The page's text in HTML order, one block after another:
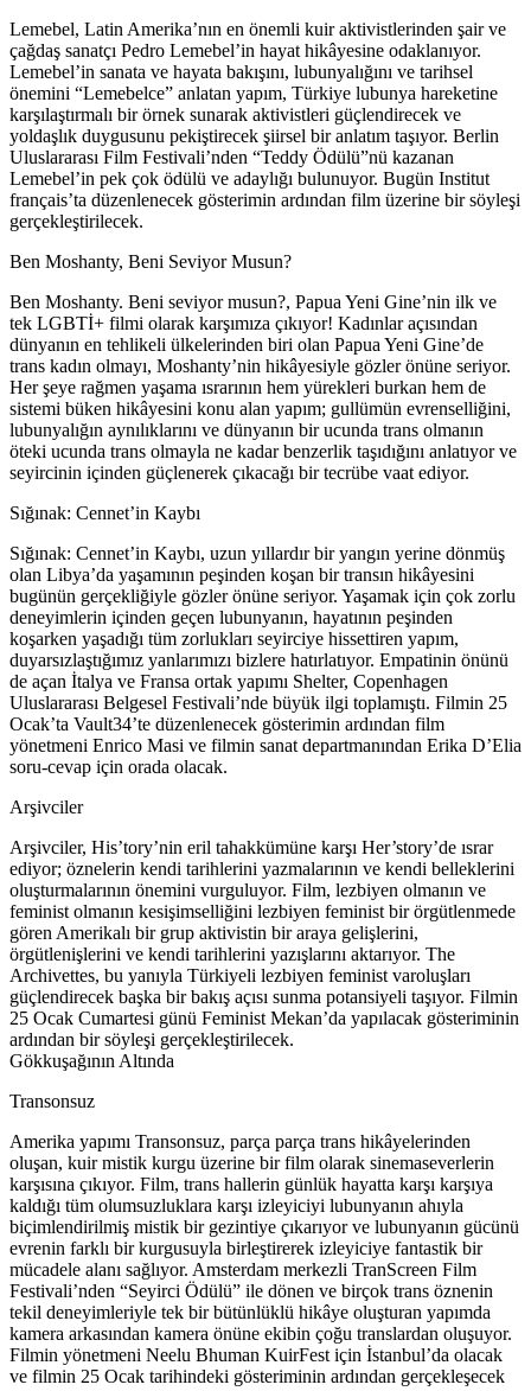
Lemebel, Latin Amerika’nın en önemli kuir aktivistlerinden şair ve
çağdaş sanatçı Pedro Lemebel’in hayat hikâyesine odaklanıyor.
Lemebel’in sanata ve hayata bakışını, lubunyalığını ve tarihsel
önemini “Lemebelce” anlatan yapım, Türkiye lubunya hareketine
karşılaştırmalı bir örnek sunarak aktivistleri güçlendirecek ve
yoldaşlık duygusunu pekiştirecek şiirsel bir anlatım taşıyor. Berlin
Uluslararası Film Festivali’nden “Teddy Ödülü”nü kazanan
Lemebel’in pek çok ödülü ve adaylığı bulunuyor. Bugün Institut
français’ta düzenlenecek gösterimin ardından film üzerine bir söyleşi
gerçekleştirilecek.
Ben Moshanty, Beni Seviyor Musun?
Ben Moshanty. Beni seviyor musun?, Papua Yeni Gine’nin ilk ve
tek LGBTİ+ filmi olarak karşımıza çıkıyor! Kadınlar açısından
dünyanın en tehlikeli ülkelerinden biri olan Papua Yeni Gine’de
trans kadın olmayı, Moshanty’nin hikâyesiyle gözler önüne seriyor.
Her şeye rağmen yaşama ısrarının hem yürekleri burkan hem de
sistemi büken hikâyesini konu alan yapım; gullümün evrenselliğini,
lubunyalığın aynılıklarını ve dünyanın bir ucunda trans olmanın
öteki ucunda trans olmayla ne kadar benzerlik taşıdığını anlatıyor ve
seyircinin içinden güçlenerek çıkacağı bir tecrübe vaat ediyor.
Sığınak: Cennet’in Kaybı
Sığınak: Cennet’in Kaybı, uzun yıllardır bir yangın yerine dönmüş
olan Libya’da yaşamının peşinden koşan bir transın hikâyesini
bugünün gerçekliğiyle gözler önüne seriyor. Yaşamak için çok zorlu
deneyimlerin içinden geçen lubunyanın, hayatının peşinden
koşarken yaşadığı tüm zorlukları seyirciye hissettiren yapım,
duyarsızlaştığımız yanlarımızı bizlere hatırlatıyor. Empatinin önünü
de açan İtalya ve Fransa ortak yapımı Shelter, Copenhagen
Uluslararası Belgesel Festivali’nde büyük ilgi toplamıştı. Filmin 25
Ocak’ta Vault34’te düzenlenecek gösterimin ardından film
yönetmeni Enrico Masi ve filmin sanat departmanından Erika D’Elia
soru-cevap için orada olacak.
Arşivciler
Arşivciler, His’tory’nin eril tahakkümüne karşı Her’story’de ısrar
ediyor; öznelerin kendi tarihlerini yazmalarının ve kendi belleklerini
oluşturmalarının önemini vurguluyor. Film, lezbiyen olmanın ve
feminist olmanın kesişimselliğini lezbiyen feminist bir örgütlenmede
gören Amerikalı bir grup aktivistin bir araya gelişlerini,
örgütlenişlerini ve kendi tarihlerini yazışlarını aktarıyor. The
Archivettes, bu yanıyla Türkiyeli lezbiyen feminist varoluşları
güçlendirecek başka bir bakış açısı sunma potansiyeli taşıyor. Filmin
25 Ocak Cumartesi günü Feminist Mekan’da yapılacak gösteriminin
ardından bir söyleşi gerçekleştirilecek.
Gökkuşağının Altında
Transonsuz
Amerika yapımı Transonsuz, parça parça trans hikâyelerinden
oluşan, kuir mistik kurgu üzerine bir film olarak sinemaseverlerin
karşısına çıkıyor. Film, trans hallerin günlük hayatta karşı karşıya
kaldığı tüm olumsuzluklara karşı izleyiciyi lubunyanın ahıyla
biçimlendirilmiş mistik bir gezintiye çıkarıyor ve lubunyanın gücünü
evrenin farklı bir kurgusuyla birleştirerek izleyiciye fantastik bir
mücadele alanı sağlıyor. Amsterdam merkezli TranScreen Film
Festivali’nden “Seyirci Ödülü” ile dönen ve birçok trans öznenin
tekil deneyimleriyle tek bir bütünlüklü hikâye oluşturan yapımda
kamera arkasından kamera önüne ekibin çoğu translardan oluşuyor.
Filmin yönetmeni Neelu Bhuman KuirFest için İstanbul’da olacak
ve filmin 25 Ocak tarihindeki gösteriminin ardından gerçekleşecek